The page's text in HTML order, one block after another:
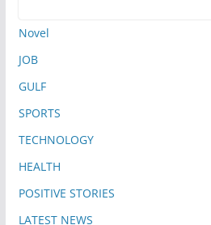
Novel
JOB
GULF
SPORTS
TECHNOLOGY
HEALTH
POSITIVE STORIES
LATEST NEWS